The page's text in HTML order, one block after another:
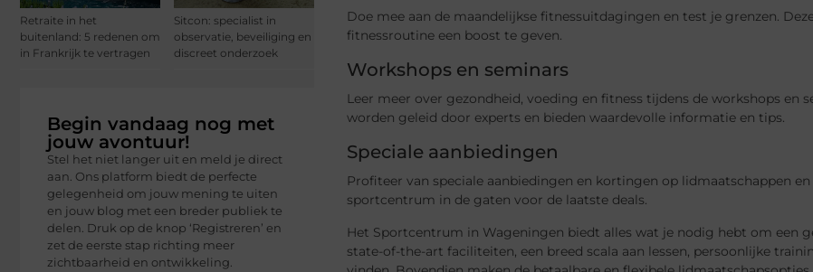
Retraite in het
buitenland: 5 redenen om
in Frankrijk te vertragen
Sitcon: specialist in
observatie, beveiliging en
discreet onderzoek
Begin vandaag nog met
jouw avontuur!
Stel het niet langer uit en meld je direct
aan. Ons platform biedt de perfecte
gelegenheid om jouw mening te uiten
en jouw blog met een breder publiek te
delen. Druk op de knop ‘Registreren’ en
zet de eerste stap richting meer
zichtbaarheid en ontwikkeling.
Doe mee aan de maandelijkse fitnessuitdagingen en test je grenzen.
fitnessroutine een boost te geven.
Workshops en seminars
Leer meer over gezondheid, voeding en fitness tijdens de workshops en
worden geleid door experts en bieden waardevolle informatie en tips.
Speciale aanbiedingen
Profiteer van speciale aanbiedingen en kortingen op lidmaatschappen
sportcentrum in de gaten voor de laatste deals.
Het Sportcentrum in Wageningen biedt alles wat je nodig hebt om een
state-of-the-art faciliteiten, een breed scala aan lessen, persoonlijke